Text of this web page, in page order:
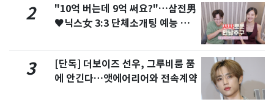
2
"10억 버는데 9억 써요?"…삼전男
♥닉스女 3:3 단체소개팅 예능 화
3
[단독] 더보이즈 선우, 그루비룸 품
에 안긴다…앳에어리어와 전속계약